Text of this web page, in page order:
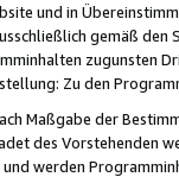
und in
gemäß
zugunsten
Zu den
Maßgabe der
des Vorstehenden
werden